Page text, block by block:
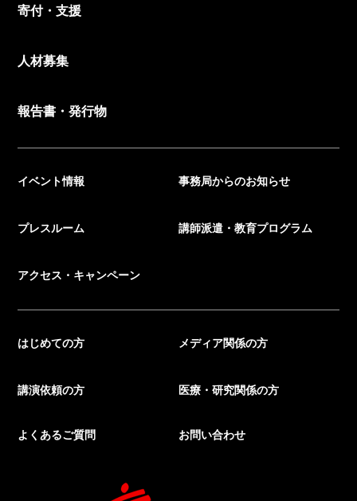
寄付・支援
人材募集
報告書・発行物
イベント情報 事務局からのお知らせ
プレスルーム 講師派遣・教育プログラム
アクセス・キャンペーン
はじめての方 メディア関係の方
講演依頼の方 医療・研究関係の方
よくあるご質問 お問い合わせ